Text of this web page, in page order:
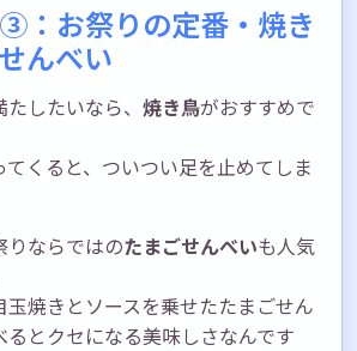
：お祭りの定番・焼き
んべい
したいなら、 焼き鳥がおすすめで
くると、ついつい足を止めてしま
りならではのたまごせんべいも人気
玉焼きとソースを乗せたたまごせん
とクセになる美味しさなんです